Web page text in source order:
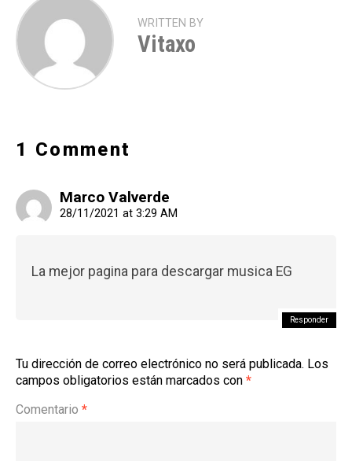
WRITTEN BY
Vitaxo
1 Comment
Marco Valverde
28/11/2021 at 3:29 AM
La mejor pagina para descargar musica EG
Responder
Tu dirección de correo electrónico no será publicada. Los
campos obligatorios están marcados con *
Comentario *